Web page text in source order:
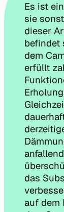
Es ist
sie
dieser
befindet
dem
erfüllt
das
auf dem